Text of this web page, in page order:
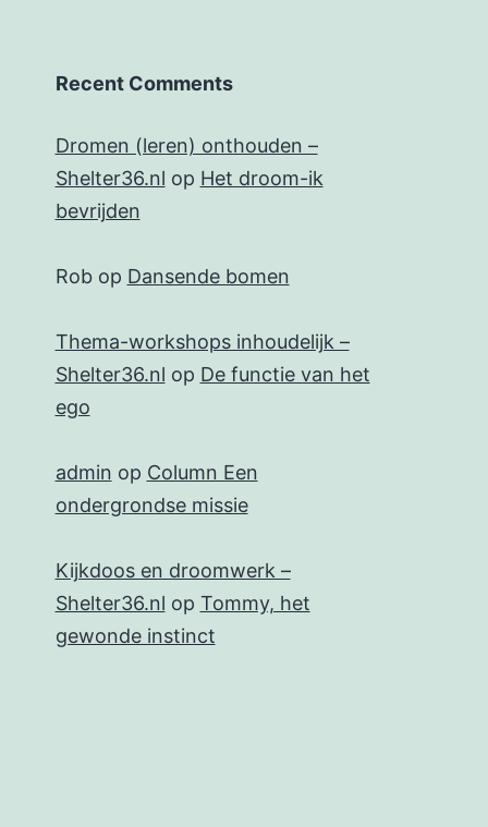
Recent Comments
Dromen (leren) onthouden –
Shelter36.nl op Het droom-ik
bevrijden
Robop Dansende bomen
Thema-workshops inhoudelijk –
Shelter36.nl op De functie van het
ego
admin op Column Een
ondergrondse missie
Kijkdoos en droomwerk –
Shelter36.nl op Tommy, het
gewonde instinct